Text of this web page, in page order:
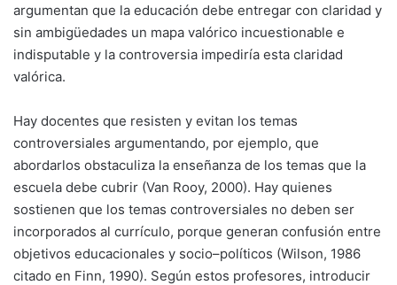
argumentan que la educación debe entregar con claridad y
sin ambigüedades un mapa valórico incuestionable e
indisputable y la controversia impediría esta claridad
valórica.
Hay docentes que resisten y evitan los temas
controversiales argumentando, por ejemplo, que
abordarlos obstaculiza la enseñanza de los temas que la
escuela debe cubrir (Van Rooy, 2000). Hay quienes
sostienen que los temas controversiales no deben ser
incorporados al currículo, porque generan confusión entre
objetivos educacionales y socio–políticos (Wilson, 1986
citado en Finn, 1990). Según estos profesores, introducir